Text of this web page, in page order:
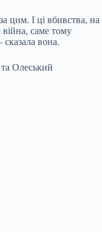
цим. І ці вбивства, на
саме тому
вона.
та Олеський